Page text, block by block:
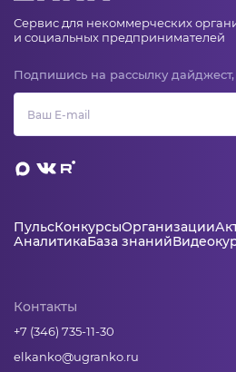
Сервис для некоммерческих
и социальных предпринимателей
Подпишись на рассылку
ПульсКонкурсыОрганизации
АналитикаБаза знаний
Контакты
+7 (346) 735-11-30
elkanko@ugranko.ru